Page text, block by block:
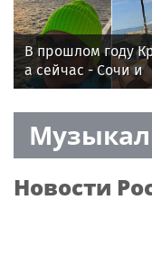
В прошлом году
а сейчас - Сочи и
Грузия: куда этим
отдыхать
звезды
Новости